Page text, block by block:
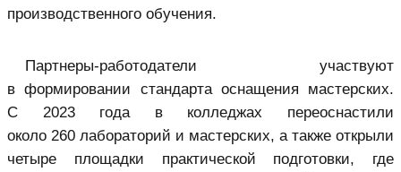
производственного обучения.
Партнеры-работодатели участвуют
в формировании стандарта оснащения мастерских.
С 2023 года в колледжах переоснастили
около 260 лабораторий и мастерских, а также открыли
четыре площадки практической подготовки, где